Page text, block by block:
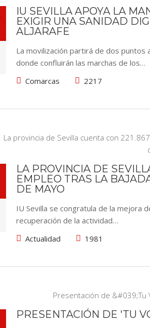
IU SEVILLA APOYA LA
EXIGIR UNA SANIDAD
ALJARAFE
La movilización partirá de dos
donde confluirán las marchas de los…
Comarcas
2217
LA PROVINCIA DE
EMPLEO TRAS LA
DE MAYO
IU Sevilla se congratula de la mejora
recuperación de la actividad…
Actualidad
1981
PRESENTACIÓN DE 'TU